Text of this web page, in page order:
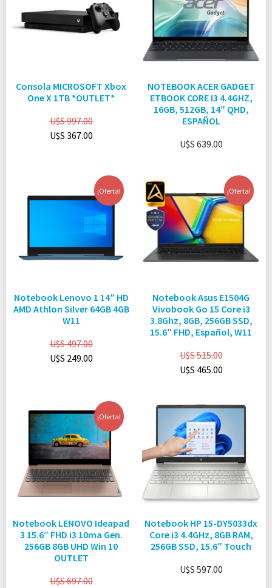
Consola MICROSOFT Xbox
One X 1TB *OUTLET*
U$S997.00
U$S 367.00
NOTEBOOK ACER GADGET
ETBOOK CORE I3 4.4GHZ,
16GB, 512GB, 14″ QHD,
ESPAÑOL
U$S 639.00
¡Oferta!
Notebook Lenovo 1 14″ HD
AMD Athlon Silver 64GB 4GB
W11
U$S497.00
U$S 249.00
¡Oferta!
Notebook Asus E1504G
Vivobook Go 15 Core i3
3.8Ghz, 8GB, 256GB SSD,
15.6″ FHD, Español, W11
U$S515.00
U$S 465.00
¡Oferta!
Notebook LENOVO Ideapad
3 15.6″ FHD i3 10ma Gen.
256GB 8GB UHD Win 10
OUTLET
U$S697.00
Notebook HP 15-DY5033dx
Core i3 4.4GHz, 8GB RAM,
256GB SSD, 15.6″ Touch
U$S 597.00